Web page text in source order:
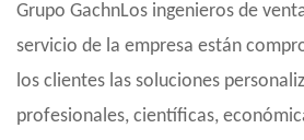
Grupo GachnLos ingenieros de
servicio de la empresa están
los clientes las soluciones
profesionales, científicas,